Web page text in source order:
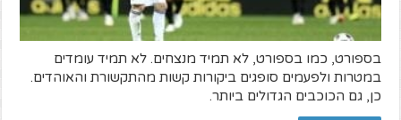
בספורט, כמו בספורט, לא תמיד מנצחים. לא תמיד עומדים
במטרות ולפעמים סופגים ביקורות קשות מהתקשורת והאוהדים.
כן, גם הכוכבים הגדולים ביותר.